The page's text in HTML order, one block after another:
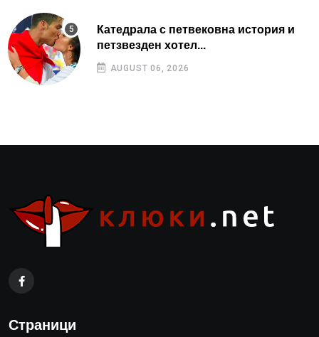
Катедрала с петвековна история и
петзвезден хотел...
AUGUST 06, 2026
Страници